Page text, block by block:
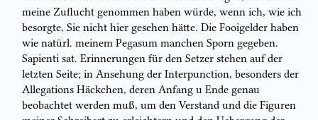
meine Zuflucht genommen haben würde, wenn ich, wie ich
besorgte, Sie nicht hier gesehen hätte. Die Fooigelder haben
wie natürl. meinem Pegasum manchen Sporn gegeben.
Sapienti sat. Erinnerungen für den Setzer stehen auf der
letzten Seite; in Ansehung der Interpunction, besonders der
Allegations Häckchen, deren Anfang u Ende genau
beobachtet werden muß, um den Verstand und die Figuren